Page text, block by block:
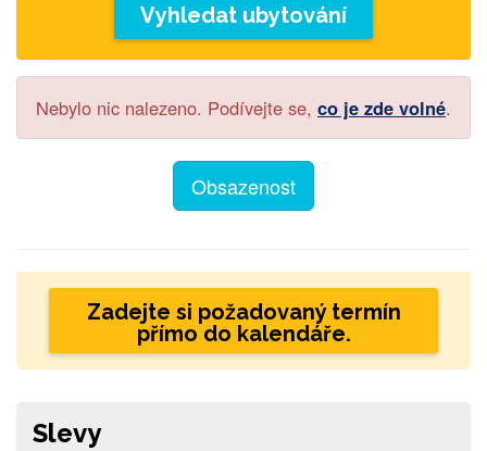
Vyhledat ubytování
Nebylo nic nalezeno. Podívejte se, co je zde volné.
Obsazenost
Zadejte si požadovaný termín
přímo do kalendáře.
Slevy